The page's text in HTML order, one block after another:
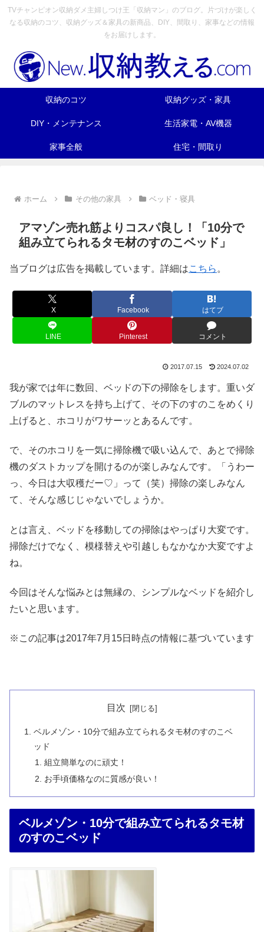
TVチャンピオン収納ダメ主婦しつけ王「収納マン」のブログ。片づけが楽しく
なる収納のコツ、収納グッズ＆家具の新商品、DIY、間取り、家事などの情報
をお届けします。
収納のコツ 収納グッズ・家具
DIY・メンテナンス 生活家電・AV機器
家事全般 住宅・間取り
ホーム その他の家具 ベッド・寝具
アマゾン売れ筋よりコスパ良し！「10分で
組み立てられるタモ材のすのこベッド」
当ブログは広告を掲載しています。詳細はこちら 。
X Facebook はてブ
LINE Pinterest コメント
2017.07.15 2024.07.02
我が家では年に数回、ベッドの下の掃除をします。重いダ
ブルのマットレスを持ち上げて、その下のすのこをめくり
上げると、ホコリがワサーッとあるんです。
で、そのホコリを一気に掃除機で吸い込んで、あとで掃除
機のダストカップを開けるのが楽しみなんです。「うわー
っ、今日は大収穫だー♡」って（笑）掃除の楽しみなん
て、そんな感じじゃないでしょうか。
とは言え、ベッドを移動しての掃除はやっぱり大変です。
掃除だけでなく、模様替えや引越しもなかなか大変ですよ
ね。
今回はそんな悩みとは無縁の、シンプルなベッドを紹介し
たいと思います。
※この記事は2017年7月15日時点の情報に基づいています
目次
ベルメゾン・10分で組み立てられるタモ材のすのこベ
ッド
組立簡単なのに頑丈！
お手頃価格なのに質感が良い！
ベルメゾン・10分で組み立てられるタモ材
のすのこベッド